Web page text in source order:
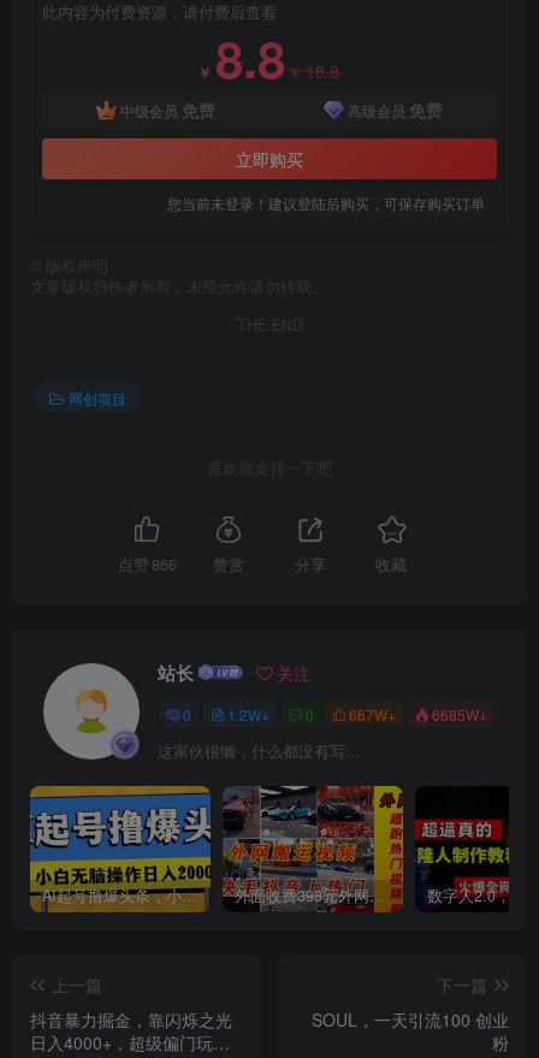
此内容为付费资源，请付费后查看
￥ 8.8￥18.8
中级会员 免费 高级会员 免费
立即购买
您当前未登录！建议登陆后购买，可保存购买订单
版权声明
文章版权归作者所有，未经允许请勿转载。
THE END
网创项目
喜欢就支持一下吧
点赞 866 赞赏 分享 收藏
站长 关注
0 1.2W+ 0 667W+ 6685W+
这家伙很懒，什么都没有写...
AI起号撸爆头条，小白也能操作，日入2000+ 外面收费398元外网超跑豪车汽车视频搬运至快手抖音上热门项目
上一篇
抖音暴力掘金，靠闪烁之光
日入4000+，超级偏门玩法
下一篇
SOUL，一天引流100 创业
粉